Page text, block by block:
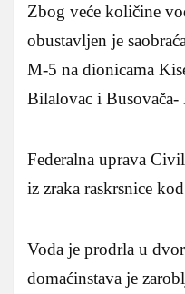
Zbog veće količine
obustavljen je
M-5 na dionicama
Bilalovac i
Federalna uprava
iz zraka raskrsnice
Voda je prodrla u
domaćinstava je